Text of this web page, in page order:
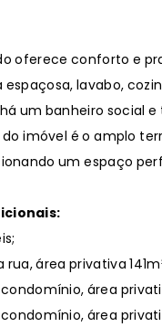
oferece conforto e
lavabo,
um banheiro social
imóvel é o amplo
um espaço
área privativa
área
área